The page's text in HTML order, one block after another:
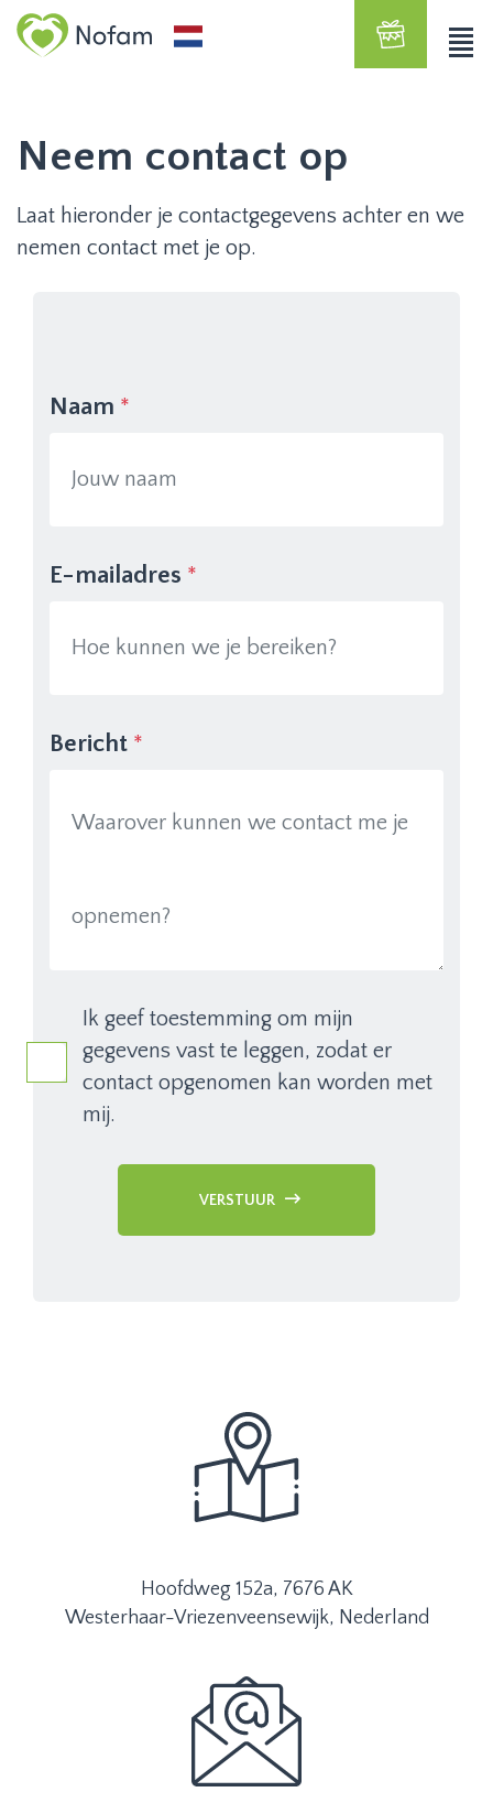
Neem contact op
Laat hieronder je contactgegevens achter en we
nemen contact met je op.
Naam *
E-mailadres *
Bericht *
Ik geef toestemming om mijn
gegevens vast te leggen, zodat er
contact opgenomen kan worden met
mij.
VERSTUUR
Hoofdweg 152a, 7676 AK
Westerhaar-Vriezenveensewijk, Nederland